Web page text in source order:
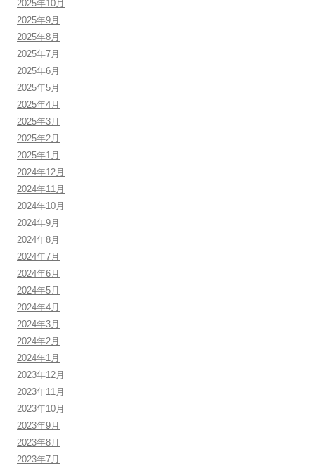
2025年10月
2025年9月
2025年8月
2025年7月
2025年6月
2025年5月
2025年4月
2025年3月
2025年2月
2025年1月
2024年12月
2024年11月
2024年10月
2024年9月
2024年8月
2024年7月
2024年6月
2024年5月
2024年4月
2024年3月
2024年2月
2024年1月
2023年12月
2023年11月
2023年10月
2023年9月
2023年8月
2023年7月